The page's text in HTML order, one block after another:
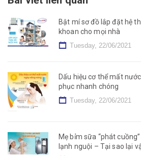
Bật mí sơ đồ lắp đặt hệ
khoan cho mọi nhà
Tuesday, 22/06/2021
Dấu hiệu cơ thể mất
phục nhanh chóng
Tuesday, 22/06/2021
Mẹ bỉm sữa “phát
lạnh nguội – Tại sao lại